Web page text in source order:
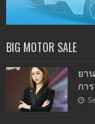
BIG MOTOR SALE
ยา
กา